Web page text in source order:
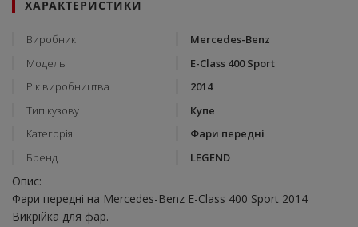
ХАРАКТЕРИСТИКИ
Виробник
Mercedes-Benz
Модель
E-Class 400 Sport
Рік виробництва
2014
Тип кузову
Купе
Категорія
Фари передні
Бренд
LEGEND
Опис:
Фари передні на Mercedes-Benz E-Class 400 Sport 2014
Викрійка для фар.